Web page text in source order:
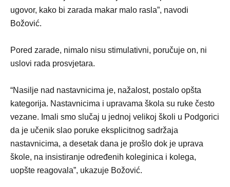
ugovor, kako bi zarada makar malo rasla”, navodi
Božović.
Pored zarade, nimalo nisu stimulativni, poručuje on, ni
uslovi rada prosvjetara.
“Nasilje nad nastavnicima je, nažalost, postalo opšta
kategorija. Nastavnicima i upravama škola su ruke često
vezane. Imali smo slučaj u jednoj velikoj školi u Podgorici
da je učenik slao poruke eksplicitnog sadržaja
nastavnicima, a desetak dana je prošlo dok je uprava
škole, na insistiranje određenih koleginica i kolega,
uopšte reagovala”, ukazuje Božović.